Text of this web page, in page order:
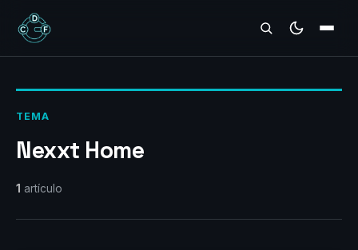
REVIEWS
TEMA
Nexxt Home
1 artículo